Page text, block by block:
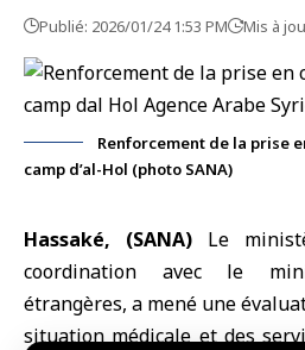
Publié: 2026/01/24 1:53 PM Mis à
Renforcement de la prise
camp d’al-Hol (photo SANA)
Hassaké, (SANA)Le
coordination avec le
étrangères, a mené une
situation médicale et des